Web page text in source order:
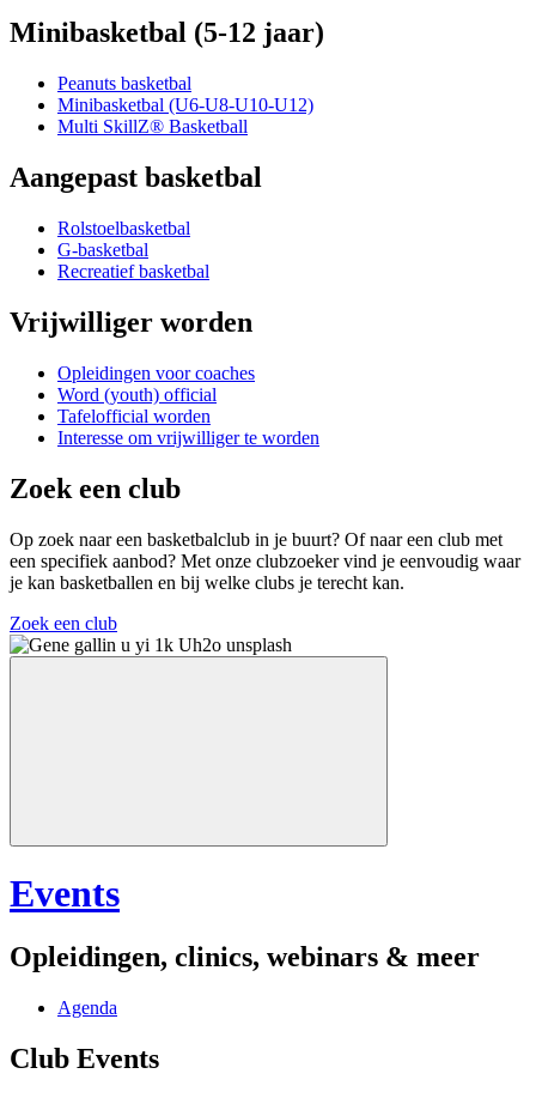
Minibasketbal (5-12 jaar)
Peanuts basketbal
Minibasketbal (U6-U8-U10-U12)
Multi SkillZ® Basketball
Aangepast basketbal
Rolstoelbasketbal
G-basketbal
Recreatief basketbal
Vrijwilliger worden
Opleidingen voor coaches
Word (youth) official
Tafelofficial worden
Interesse om vrijwilliger te worden
Zoek een club
Op zoek naar een basketbalclub in je buurt? Of naar een club met
een specifiek aanbod? Met onze clubzoeker vind je eenvoudig waar
je kan basketballen en bij welke clubs je terecht kan.
Zoek een club
Events
Opleidingen, clinics, webinars & meer
Agenda
Club Events